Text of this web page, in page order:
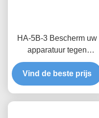
HA-5B-3 Bescherm uw
apparatuur tegen
drukverschillen en
vochtige omgevingen met
aangepaste waterdichte
Vind de beste prijs